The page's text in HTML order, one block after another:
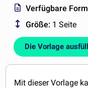
FAQ
KONTAKT
MEIN KONTO
Verfügbare
Größe: 1 Seite
Die Vorlage
Mit dieser Vorlage